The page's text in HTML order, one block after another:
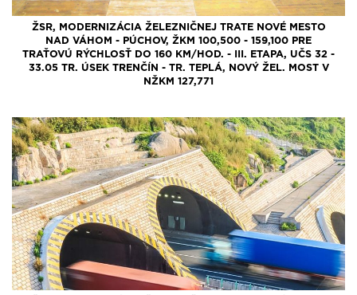
ŽSR, MODERNIZÁCIA ŽELEZNIČNEJ TRATE NOVÉ MESTO
NAD VÁHOM - PÚCHOV, ŽKM 100,500 - 159,100 PRE
TRAŤOVÚ RÝCHLOSŤ DO 160 KM/HOD. - III. ETAPA, UČS 32 -
33.05 TR. ÚSEK TRENČÍN - TR. TEPLÁ, NOVÝ ŽEL. MOST V
NŽKM 127,771